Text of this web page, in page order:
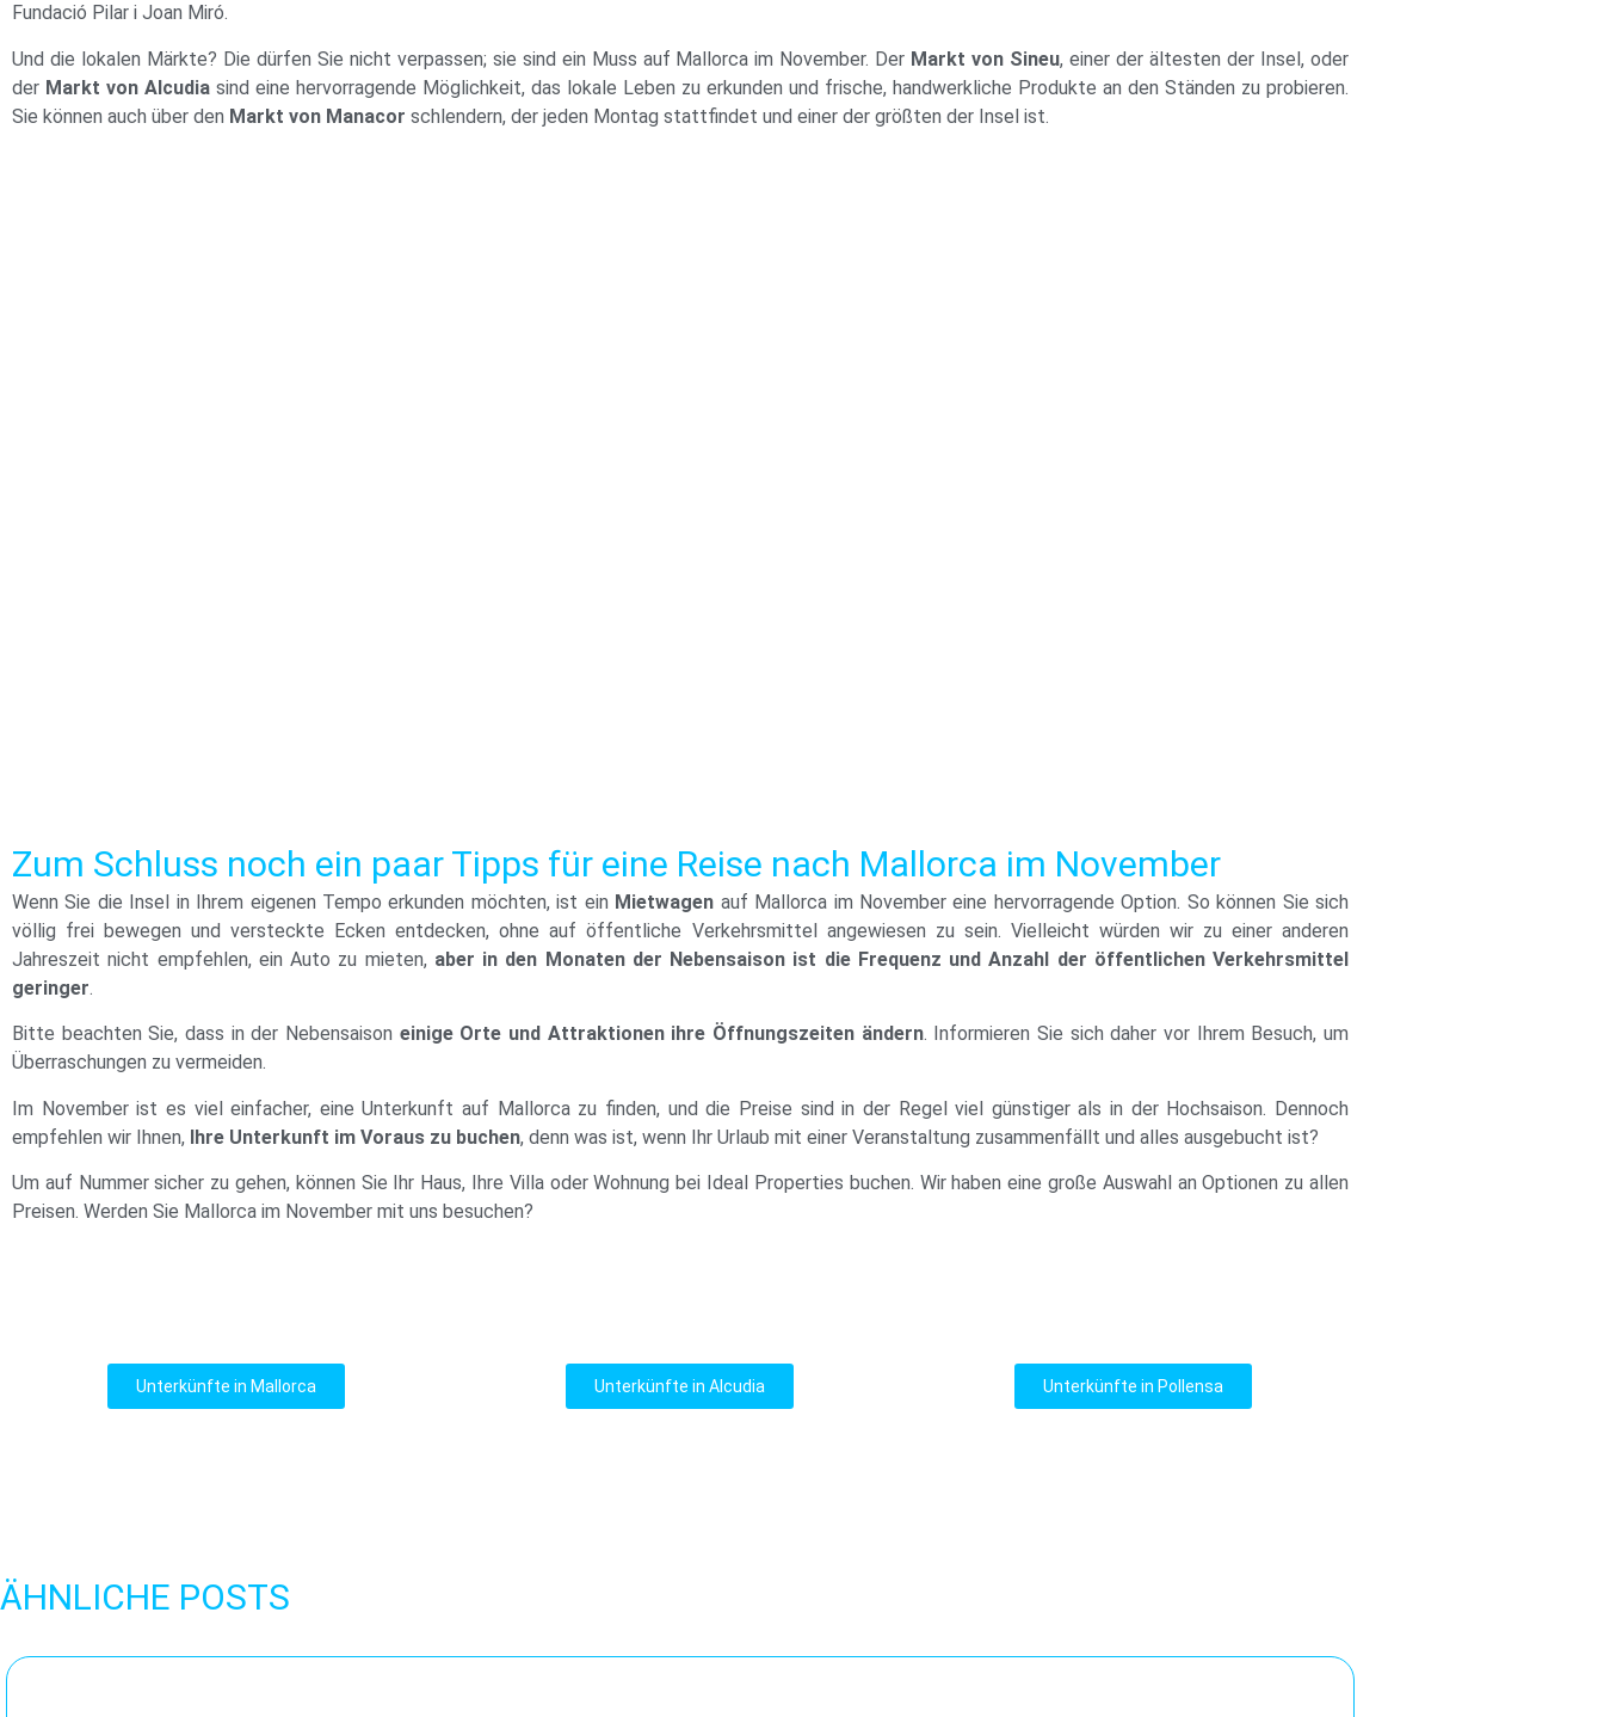
Fundació Pilar i Joan Miró.
Und die lokalen Märkte? Die dürfen Sie nicht verpassen; sie sind ein Muss auf Mallorca im November. Der Markt von Sineu, einer der ältesten der Insel, oder
der Markt von Alcudia sind eine hervorragende Möglichkeit, das lokale Leben zu erkunden und frische, handwerkliche Produkte an den Ständen zu probieren.
Sie können auch über den Markt von Manacor schlendern, der jeden Montag stattfindet und einer der größten der Insel ist.
Zum Schluss noch ein paar Tipps für eine Reise nach Mallorca im November
Wenn Sie die Insel in Ihrem eigenen Tempo erkunden möchten, ist ein Mietwagen auf Mallorca im November eine hervorragende Option. So können Sie sich
völlig frei bewegen und versteckte Ecken entdecken, ohne auf öffentliche Verkehrsmittel angewiesen zu sein. Vielleicht würden wir zu einer anderen
Jahreszeit nicht empfehlen, ein Auto zu mieten, aber in den Monaten der Nebensaison ist die Frequenz und Anzahl der öffentlichen Verkehrsmittel
geringer.
Bitte beachten Sie, dass in der Nebensaison einige Orte und Attraktionen ihre Öffnungszeiten ändern. Informieren Sie sich daher vor Ihrem Besuch, um
Überraschungen zu vermeiden.
Im November ist es viel einfacher, eine Unterkunft auf Mallorca zu finden, und die Preise sind in der Regel viel günstiger als in der Hochsaison. Dennoch
empfehlen wir Ihnen, Ihre Unterkunft im Voraus zu buchen, denn was ist, wenn Ihr Urlaub mit einer Veranstaltung zusammenfällt und alles ausgebucht ist?
Um auf Nummer sicher zu gehen, können Sie Ihr Haus, Ihre Villa oder Wohnung bei Ideal Properties buchen. Wir haben eine große Auswahl an Optionen zu allen
Preisen. Werden Sie Mallorca im November mit uns besuchen?
Unterkünfte in Mallorca Unterkünfte in Alcudia Unterkünfte in Pollensa
ÄHNLICHE POSTS